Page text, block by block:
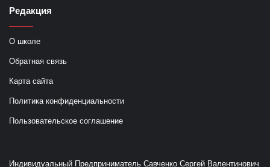
Редакция
О школе
Обратная связь
Карта сайта
Политика конфиденциальности
Пользовательское соглашение
Индивидуальный Предприниматель Савченко Сергей Валентинович